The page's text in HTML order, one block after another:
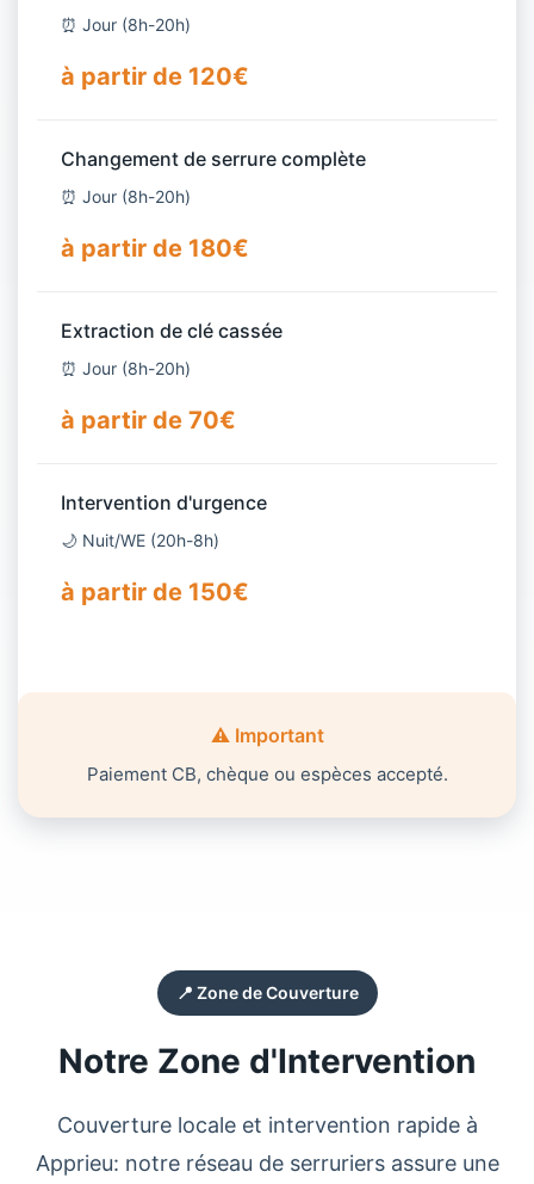
⏰ Jour (8h-20h)
à partir de 120€
Changement de serrure complète
⏰ Jour (8h-20h)
à partir de 180€
Extraction de clé cassée
⏰ Jour (8h-20h)
à partir de 70€
Intervention d'urgence
🌙 Nuit/WE (20h-8h)
à partir de 150€
⚠️ Important
Paiement CB, chèque ou espèces accepté.
📍 Zone de Couverture
Notre Zone d'Intervention
Couverture locale et intervention rapide à
Apprieu: notre réseau de serruriersassure une